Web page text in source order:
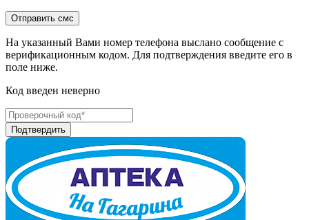
На указанный Вами номер телефона выслано сообщение с
верификационным кодом. Для подтверждения введите его в
поле ниже.
Код введен неверно